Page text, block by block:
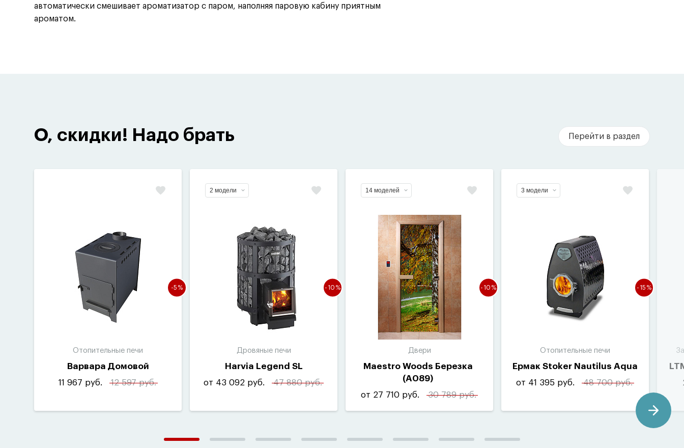
автоматически смешивает ароматизатор с паром, наполняя паровую кабину приятным
ароматом.
О, скидки! Надо брать Перейти в раздел
-5%
Отопительные печи
Варвара Домовой
11 967 руб.
12 597 руб.
2 модели
-10%
Дровяные печи
Harvia Legend SL
от 43 092 руб.
47 880 руб.
14 моделей
-10%
Двери
Maestro Woods Березка
(A089)
от 27 710 руб.
30 789 руб.
3 модели
-15%
Отопительные печи
Ермак Stoker Nautilus Aqua
от 41 395 руб.
48 700 руб.